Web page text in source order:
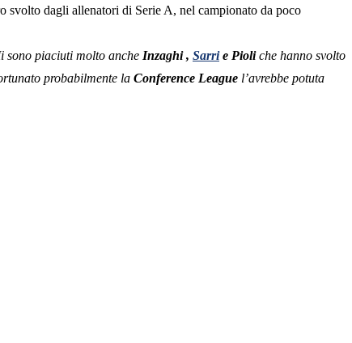
svolto dagli allenatori di Serie A, nel campionato da poco
sono piaciuti molto anche Inzaghi , Sarrie Pioliche hanno svolto
probabilmente la Conference League l’avrebbe potuta